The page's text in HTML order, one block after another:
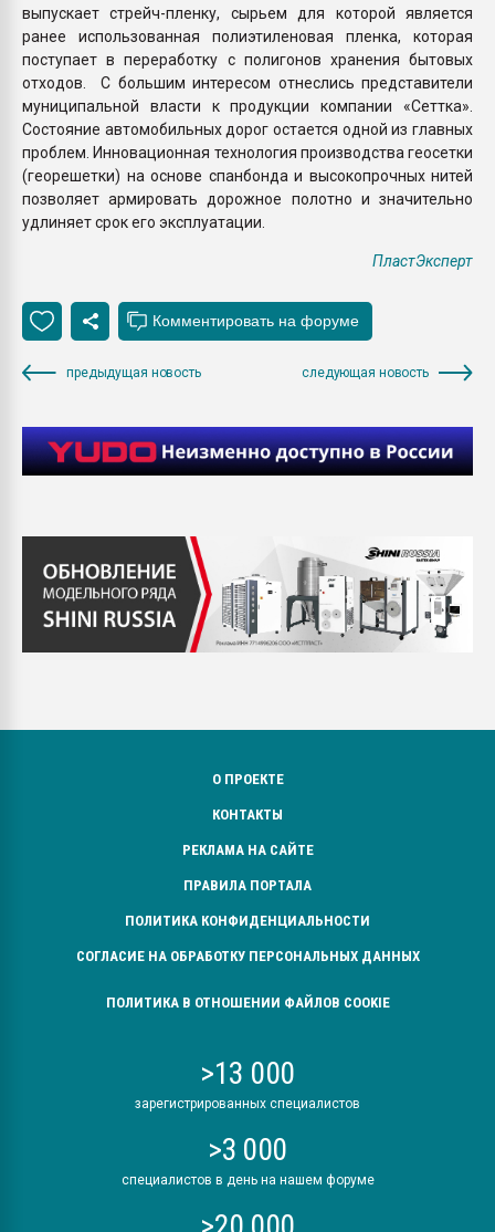
выпускает стрейч-пленку, сырьем для которой является
ранее использованная полиэтиленовая пленка, которая
поступает в переработку с полигонов хранения бытовых
отходов. С большим интересом отнеслись представители
муниципальной власти к продукции компании «Сеттка».
Состояние автомобильных дорог остается одной из главных
проблем. Инновационная технология производства геосетки
(георешетки) на основе спанбонда и высокопрочных нитей
позволяет армировать дорожное полотно и значительно
удлиняет срок его эксплуатации.
ПластЭксперт
предыдущая новость следующая новость
О ПРОЕКТЕ
КОНТАКТЫ
РЕКЛАМА НА САЙТЕ
ПРАВИЛА ПОРТАЛА
ПОЛИТИКА КОНФИДЕНЦИАЛЬНОСТИ
СОГЛАСИЕ НА ОБРАБОТКУ ПЕРСОНАЛЬНЫХ ДАННЫХ
ПОЛИТИКА В ОТНОШЕНИИ ФАЙЛОВ COOKIE
>13 000
зарегистрированных специалистов
>3 000
специалистов в день на нашем форуме